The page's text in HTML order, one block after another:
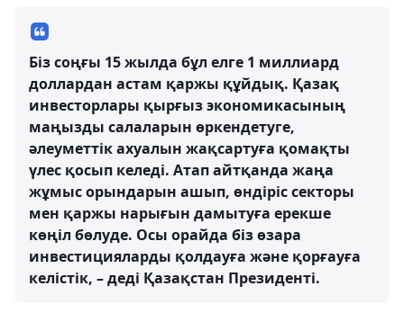
Біз соңғы 15 жылда бұл елге 1 миллиард
доллардан астам қаржы құйдық. Қазақ
инвесторлары қырғыз экономикасының
маңызды салаларын өркендетуге,
әлеуметтік ахуалын жақсартуға қомақты
үлес қосып келеді. Атап айтқанда жаңа
жұмыс орындарын ашып, өндіріс секторы
мен қаржы нарығын дамытуға ерекше
көңіл бөлуде. Осы орайда біз өзара
инвестицияларды қолдауға және қорғауға
келістік, – деді Қазақстан Президенті.